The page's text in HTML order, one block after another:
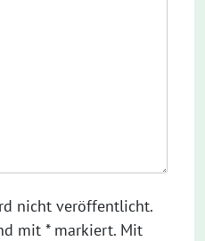
nicht veröffentlicht.
mit * markiert. Mit